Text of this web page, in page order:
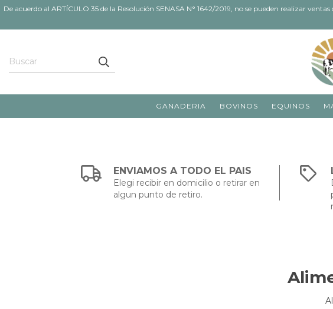
De acuerdo al ARTÍCULO 35 de la Resolución SENASA N° 1642/2019, no se pueden realizar
GANADERIA BOVINOS EQUINOS
ENVIAMOS A TODO EL PAIS
Elegi recibir en domicilio o retirar en
algun punto de retiro.